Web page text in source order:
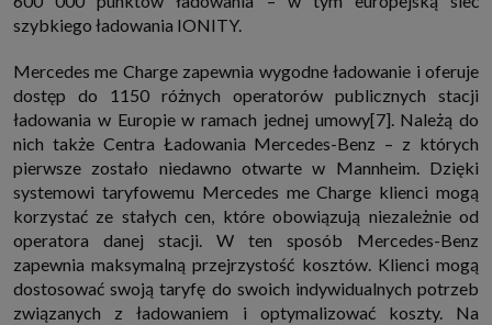
szybkiego ładowania IONITY.
Mercedes me Charge zapewnia wygodne ładowanie i oferuje
dostęp do 1150 różnych operatorów publicznych stacji
ładowania w Europie w ramach jednej umowy[7]. Należą do
nich także Centra Ładowania Mercedes-Benz – z których
pierwsze zostało niedawno otwarte w Mannheim. Dzięki
systemowi taryfowemu Mercedes me Charge klienci mogą
korzystać ze stałych cen, które obowiązują niezależnie od
operatora danej stacji. W ten sposób Mercedes-Benz
zapewnia maksymalną przejrzystość kosztów. Klienci mogą
dostosować swoją taryfę do swoich indywidualnych potrzeb
związanych z ładowaniem i optymalizować koszty. Na